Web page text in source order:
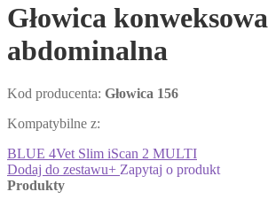
Głowica konweksowa
abdominalna
Kod producenta: Głowica 156
Kompatybilne z:
BLUE 4Vet Slim iScan 2 MULTI
Dodaj do zestawu+ Zapytaj o produkt
Produkty